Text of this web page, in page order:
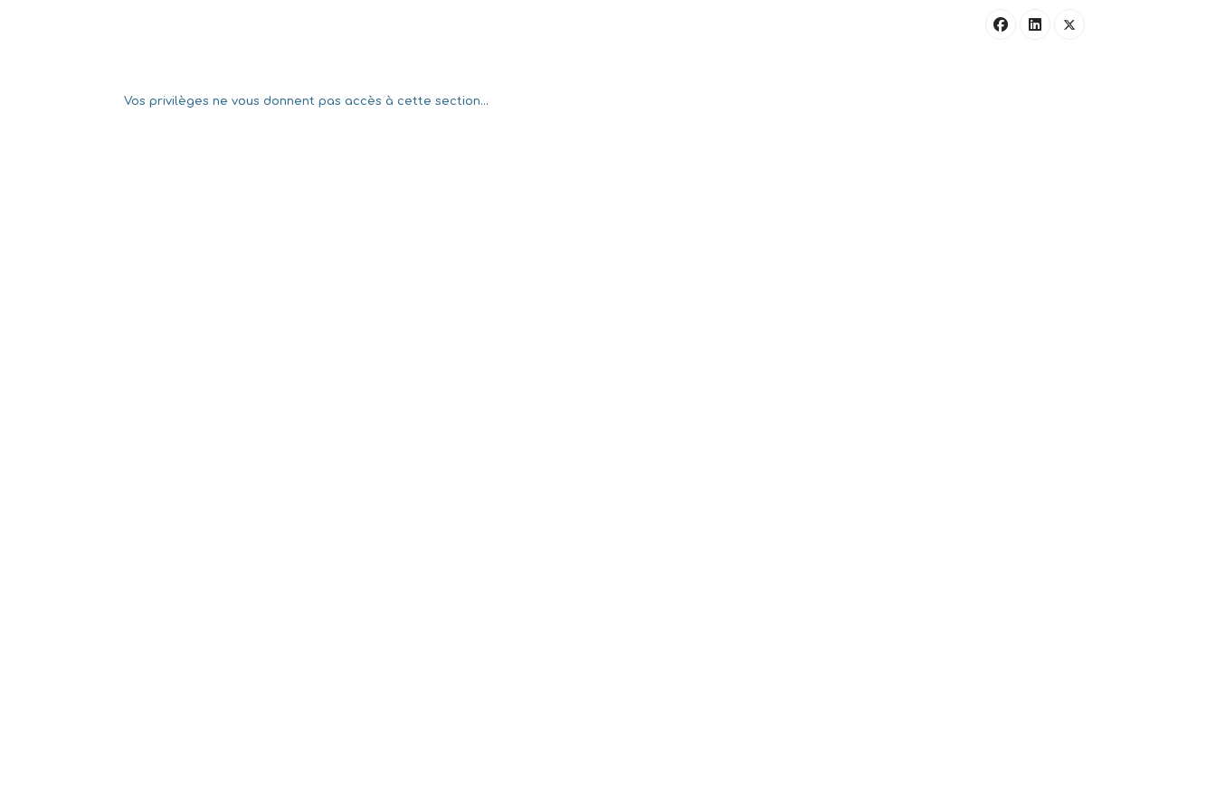
Vos privilèges ne vous donnent pas accès à cette section...